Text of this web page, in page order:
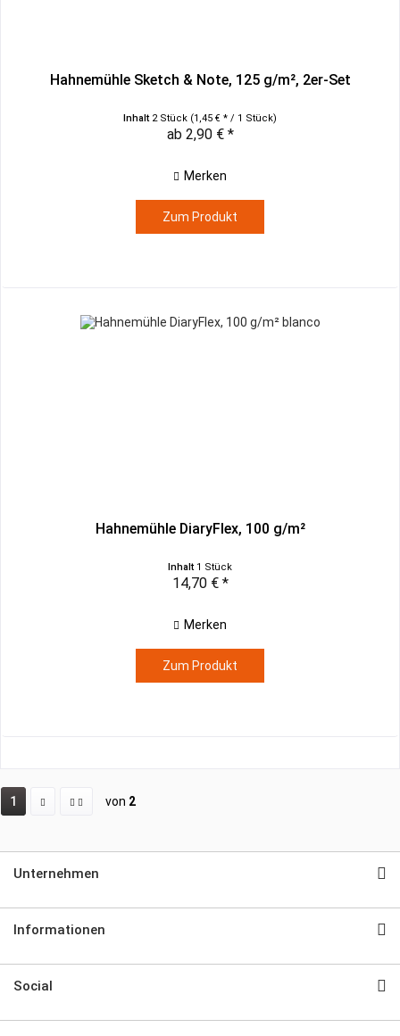
Hahnemühle Sketch & Note, 125 g/m², 2er-Set
Inhalt 2 Stück (1,45 € * / 1 Stück)
ab 2,90 € *
Merken
Zum Produkt
Hahnemühle DiaryFlex, 100 g/m²
Inhalt 1 Stück
14,70 € *
Merken
Zum Produkt
1 von 2
Unternehmen
Informationen
Social